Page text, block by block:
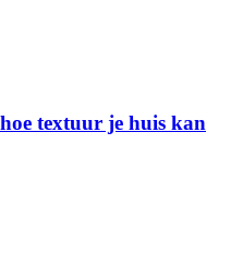
textuur je huis kan